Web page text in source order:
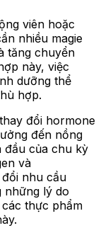
viên hoặc
nhiều magie
tăng chuyển
này, việc
dưỡng thể
hợp.
đổi hormone
đến nồng
đầu của chu kỳ
và
nhu cầu
những lý do
thực phẩm